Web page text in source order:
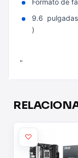
Formato de
9.6
)
"